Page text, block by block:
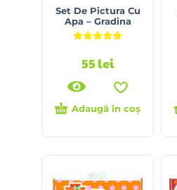
Set De Pictura Cu
Apa – Gradina
55lei
Adaugă în coș